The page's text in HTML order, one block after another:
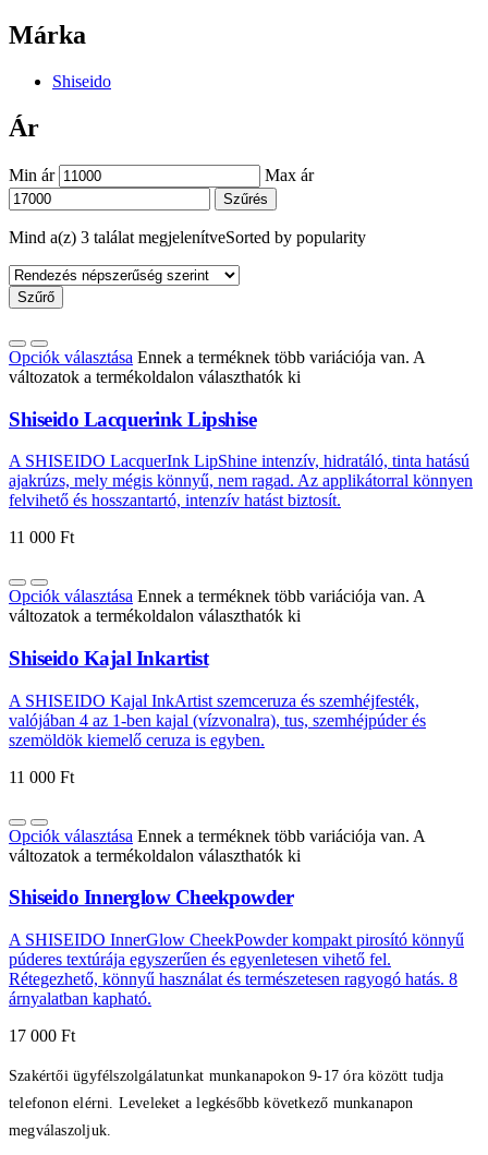
Márka
Shiseido
Ár
Min ár Max ár
Szűrés
Mind a(z) 3 találat megjelenítveSorted by popularity
Szűrő
Opciók választása Ennek a terméknek több variációja van. A
változatok a termékoldalon választhatók ki
Shiseido Lacquerink Lipshise
A SHISEIDO LacquerInk LipShine intenzív, hidratáló, tinta hatású
ajakrúzs, mely mégis könnyű, nem ragad. Az applikátorral könnyen
felvihető és hosszantartó, intenzív hatást biztosít.
11 000 Ft
Opciók választása Ennek a terméknek több variációja van. A
változatok a termékoldalon választhatók ki
Shiseido Kajal Inkartist
A SHISEIDO Kajal InkArtist szemceruza és szemhéjfesték,
valójában 4 az 1-ben kajal (vízvonalra), tus, szemhéjpúder és
szemöldök kiemelő ceruza is egyben.
11 000 Ft
Opciók választása Ennek a terméknek több variációja van. A
változatok a termékoldalon választhatók ki
Shiseido Innerglow Cheekpowder
A SHISEIDO InnerGlow CheekPowder kompakt pirosító könnyű
púderes textúrája egyszerűen és egyenletesen vihető fel.
Rétegezhető, könnyű használat és természetesen ragyogó hatás. 8
árnyalatban kapható.
17 000 Ft
Szakértői ügyfélszolgálatunkat munkanapokon 9-17 óra között tudja
telefonon elérni. Leveleket a legkésőbb következő munkanapon
megválaszoljuk.